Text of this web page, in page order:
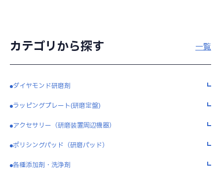
カテゴリから探す 一覧
ダイヤモンド研磨剤
ラッピングプレート(研磨定盤)
アクセサリー（研磨装置周辺機器）
ポリシングパッド（研磨パッド）
各種添加剤・洗浄剤